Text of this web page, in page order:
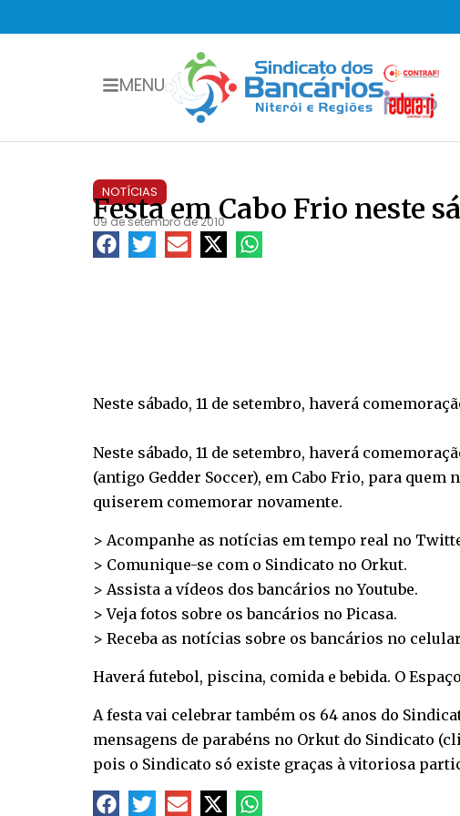
MENU
NOTÍCIAS
Festa em Cabo Frio neste
09 de setembro de 2010
Neste sábado, 11 de setembro, haverá
Neste sábado, 11 de setembro, haverá
(antigo Gedder Soccer), em Cabo Frio, para quem
quiserem comemorar novamente.
> Acompanhe as notícias em tempo real no
> Comunique-se com o Sindicato no Orkut.
> Assista a vídeos dos bancários noYoutube.
> Veja fotos sobre os bancários no Picasa.
> Receba as notícias sobre os bancários no celular
Haverá futebol, piscina, comida e bebida. O
A festa vai celebrar também os 64 anos do
mensagens de parabéns no Orkut do Sindicato
pois o Sindicato só existe graças à vitoriosa